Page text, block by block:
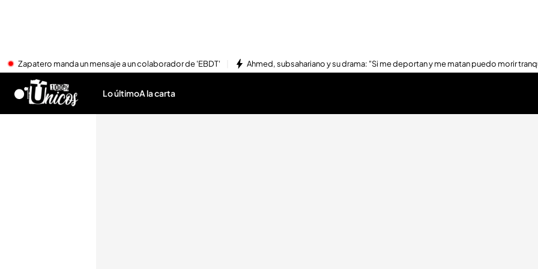
Zapatero manda un mensaje a un colaborador de 'EBDT' Ahmed, subsahariano y su drama: "Si me deportan y me matan puedo morir
Lo últimoA la carta